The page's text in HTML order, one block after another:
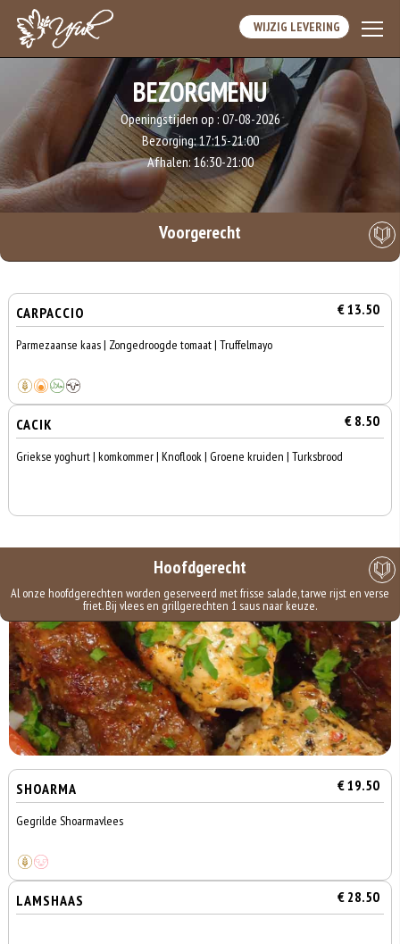
WIJZIG LEVERING
BEZORGMENU
Openingstijden op : 07-08-2026
Bezorging:17:15-21:00
Afhalen:16:30-21:00
Voorgerecht
CARPACCIO € 13.50
Parmezaanse kaas | Zongedroogde tomaat | Truffelmayo
CACIK € 8.50
Griekse yoghurt | komkommer | Knoflook | Groene kruiden | Turksbrood
Hoofdgerecht
Al onze hoofdgerechten worden geserveerd met frisse salade, tarwe rijst en verse
friet. Bij vlees en grillgerechten 1 saus naar keuze.
SHOARMA € 19.50
Gegrilde Shoarmavlees
LAMSHAAS € 28.50